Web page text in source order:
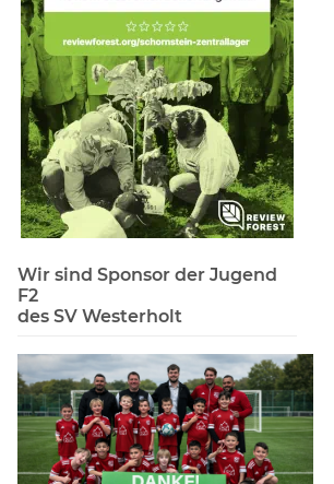
Wir sind Sponsor der Jugend
F2
des SV Westerholt